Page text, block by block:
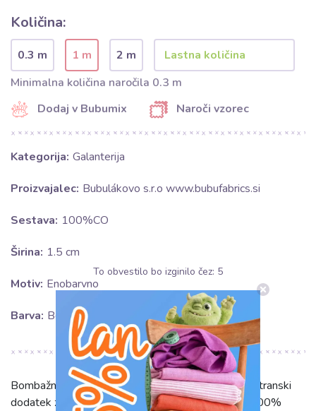
Količina:
0.3 m 1 m
2 m
Minimalna količina naročila 0.3 m
Dodaj v Bubumix
Naroči vzorec
Kategorija: Galanterija
Proizvajalec: Bubulákovo s.r.o www.bubufabrics.si
Sestava: 100%CO
Širina: 1.5 cm
Motiv: Enobarvno
Barva: Bela
Bombažna vrvica ploska 15 mm v beli barvi je vsestranski
dodatek za vaše ustvarjalne projekte. Izdelana iz 100%
To obvestilo bo izginilo čez: 5